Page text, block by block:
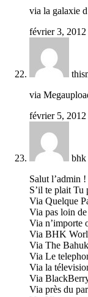
via la galaxie
février 3, 2012
via
février 5, 2012
bhk
Salut l’admin !
S’il te plait Tu
Via Quelque
Via pas loin
Via n’importe
Via BHK
Via The
Via Le
Via la
Via
Via près du